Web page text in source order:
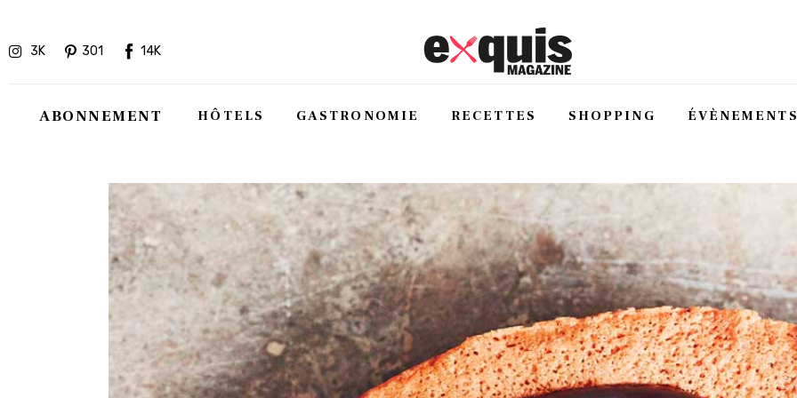
3K 301 14K
ABONNEMENT HÔTELS GASTRONOMIE RECETTES SHOPPING
Gastronomie
Recettes